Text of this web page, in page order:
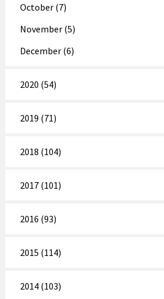
October (7)
November (5)
December (6)
2020 (54)
2019 (71)
2018 (104)
2017 (101)
2016 (93)
2015 (114)
2014 (103)